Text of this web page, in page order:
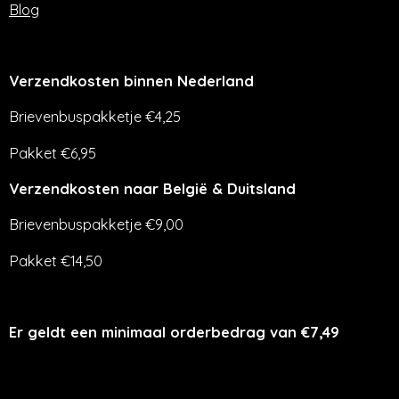
Blog
Verzendkosten binnen Nederland
Brievenbuspakketje €4,25
Pakket €6,95
Verzendkosten naar België & Duitsland
Brievenbuspakketje €9,00
Pakket €14,50
Er geldt een minimaal orderbedrag van €7,49